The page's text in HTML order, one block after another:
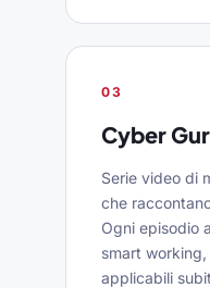
03
Cyber
Serie video di
che
Ogni episodio
smart
applicabili